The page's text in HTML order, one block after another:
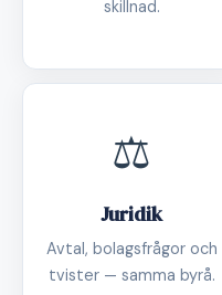
skillnad.
⚖️
Juridik
Avtal, bolagsfrågor och
tvister — samma byrå.